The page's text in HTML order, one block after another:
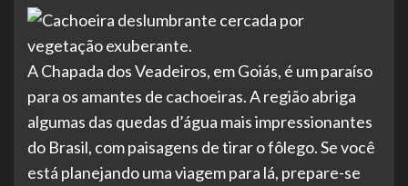
A Chapada dos Veadeiros, em Goiás, é um paraíso
para os amantes de cachoeiras. A região abriga
algumas das quedas d’água mais impressionantes
do Brasil, com paisagens de tirar o fôlego. Se você
está planejando uma viagem para lá, prepare-se